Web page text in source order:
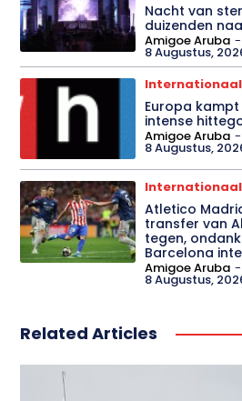
Nacht van
duizenden
Amigoe Aruba -
8 Augustus,
Internationaal
Europa
intense
Amigoe Aruba -
8 Augustus,
Atletico
transfer van
tegen,
Barcelona
Amigoe Aruba -
8 Augustus,
Related Articles